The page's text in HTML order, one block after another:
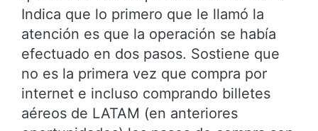
Indica que lo primero que le llamó la
atención es que la operación se había
efectuado en dos pasos. Sostiene que
no es la primera vez que compra por
internet e incluso comprando billetes
aéreos de LATAM (en anteriores